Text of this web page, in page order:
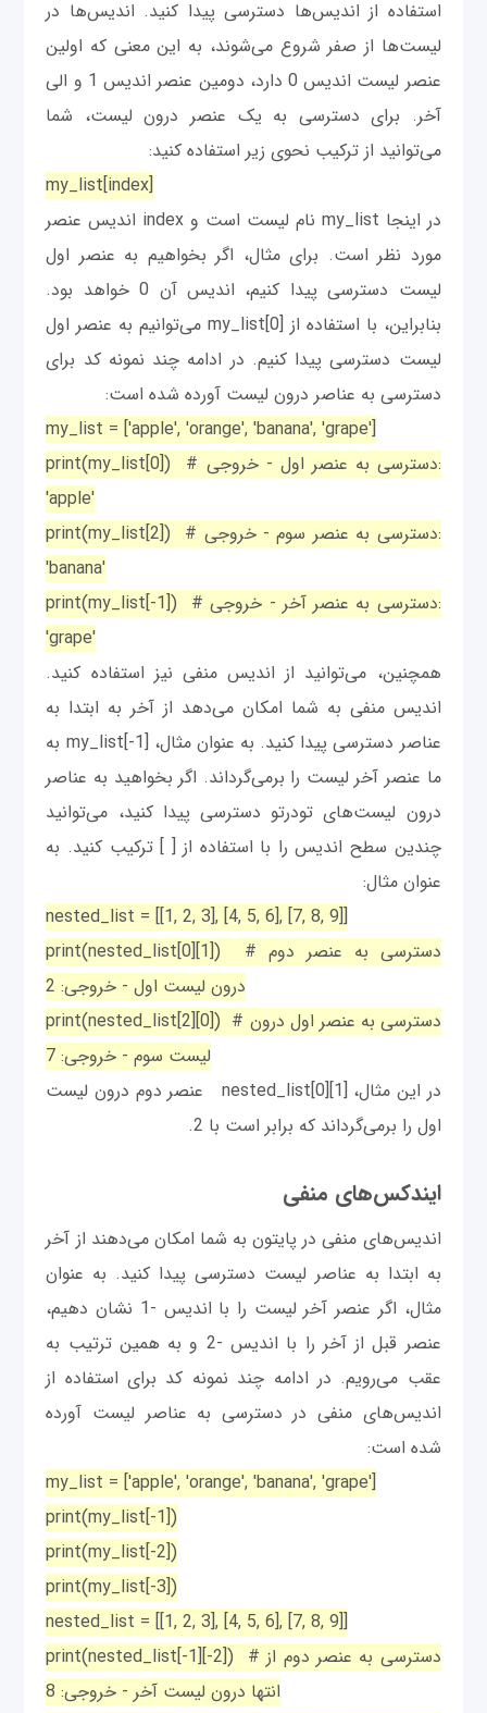
استفاده از اندیس‌ها دسترسی پیدا کنید. اندیس‌ها در
لیست‌ها از صفر شروع می‌شوند، به این معنی که اولین
عنصر لیست اندیس 0 دارد، دومین عنصر اندیس 1 و الی
آخر. برای دسترسی به یک عنصر درون لیست، شما
می‌توانید از ترکیب نحوی زیر استفاده کنید:
my_list[index]
در اینجا my_list نام لیست است و index اندیس عنصر
مورد نظر است. برای مثال، اگر بخواهیم به عنصر اول
لیست دسترسی پیدا کنیم، اندیس آن 0 خواهد بود.
بنابراین، با استفاده از my_list[0] می‌توانیم به عنصر اول
لیست دسترسی پیدا کنیم. در ادامه چند نمونه کد برای
دسترسی به عناصر درون لیست آورده شده است:
my_list = ['apple', 'orange', 'banana', 'grape']
print(my_list[0]) # دسترسی به عنصر اول - خروجی:
'apple'
print(my_list[2]) # دسترسی به عنصر سوم - خروجی:
'banana'
print(my_list[-1]) # دسترسی به عنصر آخر - خروجی:
'grape'
همچنین، می‌توانید از اندیس منفی نیز استفاده کنید.
اندیس منفی به شما امکان می‌دهد از آخر به ابتدا به
عناصر دسترسی پیدا کنید. به عنوان مثال، my_list[-1] به
ما عنصر آخر لیست را برمی‌گرداند. اگر بخواهید به عناصر
درون لیست‌های تودرتو دسترسی پیدا کنید، می‌توانید
چندین سطح اندیس را با استفاده از [ ] ترکیب کنید. به
عنوان مثال:
nested_list = [[1, 2, 3], [4, 5, 6], [7, 8, 9]]
print(nested_list[0][1]) # دسترسی به عنصر دوم
درون لیست اول - خروجی: 2
print(nested_list[2][0]) # دسترسی به عنصر اول درون
لیست سوم - خروجی: 7
در این مثال، nested_list[0][1] عنصر دوم درون لیست
اول را برمی‌گرداند که برابر است با 2.
ایندکس‌های منفی
اندیس‌های منفی در پایتون به شما امکان می‌دهند از آخر
به ابتدا به عناصر لیست دسترسی پیدا کنید. به عنوان
مثال، اگر عنصر آخر لیست را با اندیس -1 نشان دهیم،
عنصر قبل از آخر را با اندیس -2 و به همین ترتیب به
عقب می‌رویم. در ادامه چند نمونه کد برای استفاده از
اندیس‌های منفی در دسترسی به عناصر لیست آورده
شده است:
my_list = ['apple', 'orange', 'banana', 'grape']
print(my_list[-1])
print(my_list[-2])
print(my_list[-3])
nested_list = [[1, 2, 3], [4, 5, 6], [7, 8, 9]]
print(nested_list[-1][-2]) # دسترسی به عنصر دوم از
انتها درون لیست آخر - خروجی: 8